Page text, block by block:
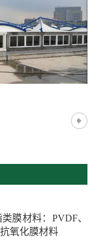
膜材料：PVDF、
氧化膜材料